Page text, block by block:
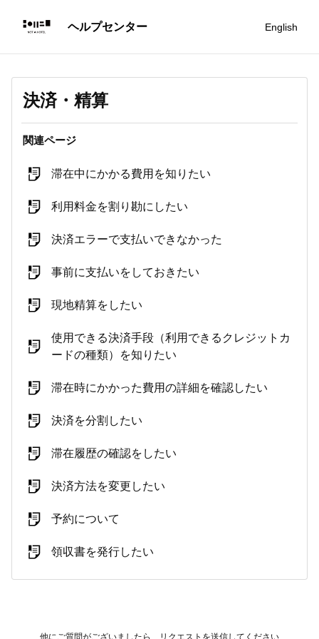
English
決済・精算
関連ページ
滞在中にかかる費用を知りたい
利用料金を割り勘にしたい
決済エラーで支払いできなかった
事前に支払いをしておきたい
現地精算をしたい
使用できる決済手段（利用できるクレジットカ
ードの種類）を知りたい
滞在時にかかった費用の詳細を確認したい
決済を分割したい
滞在履歴の確認をしたい
決済方法を変更したい
予約について
領収書を発行したい
他にご質問がございましたら、 リクエストを送信してください